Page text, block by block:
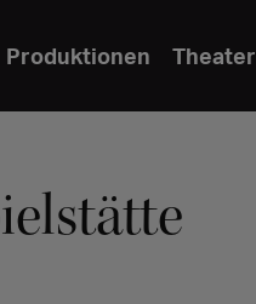
Produktionen Theater